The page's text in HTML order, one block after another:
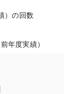
）の回数
年度実績）